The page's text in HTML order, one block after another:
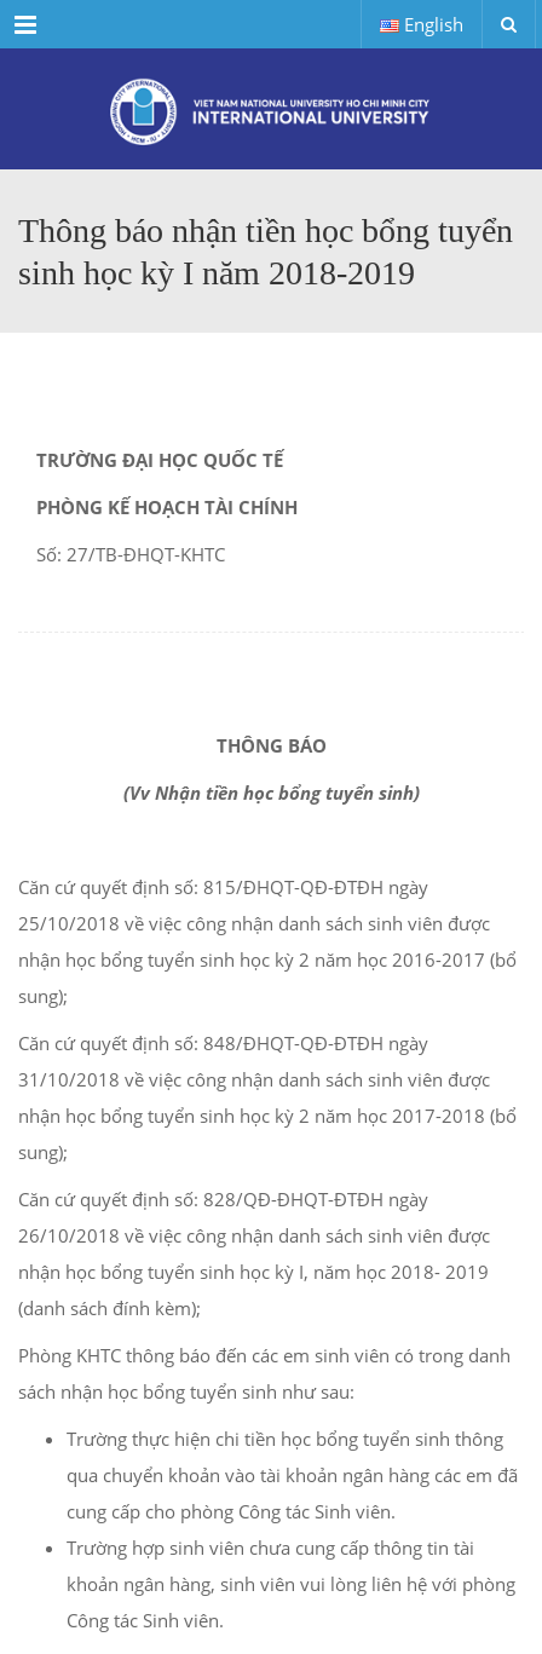
Menu English
Thông báo nhận tiền học bổng tuyển
sinh học kỳ I năm 2018-2019
TRƯỜNG ĐẠI HỌC QUỐC TẾ
PHÒNG KẾ HOẠCH TÀI CHÍNH
Số: 27/TB-ĐHQT-KHTC
THÔNG BÁO
(Vv Nhận tiền học bổng tuyển sinh)
Căn cứ quyết định số: 815/ĐHQT-QĐ-ĐTĐH ngày
25/10/2018 về việc công nhận danh sách sinh viên được
nhận học bổng tuyển sinh học kỳ 2 năm học 2016-2017 (bổ
sung);
Căn cứ quyết định số: 848/ĐHQT-QĐ-ĐTĐH ngày
31/10/2018 về việc công nhận danh sách sinh viên được
nhận học bổng tuyển sinh học kỳ 2 năm học 2017-2018 (bổ
sung);
Căn cứ quyết định số: 828/QĐ-ĐHQT-ĐTĐH ngày
26/10/2018 về việc công nhận danh sách sinh viên được
nhận học bổng tuyển sinh học kỳ I, năm học 2018- 2019
(danh sách đính kèm);
Phòng KHTC thông báo đến các em sinh viên có trong danh
sách nhận học bổng tuyển sinh như sau:
Trường thực hiện chi tiền học bổng tuyển sinh thông
qua chuyển khoản vào tài khoản ngân hàng các em đã
cung cấp cho phòng Công tác Sinh viên.
Trường hợp sinh viên chưa cung cấp thông tin tài
khoản ngân hàng, sinh viên vui lòng liên hệ với phòng
Công tác Sinh viên.